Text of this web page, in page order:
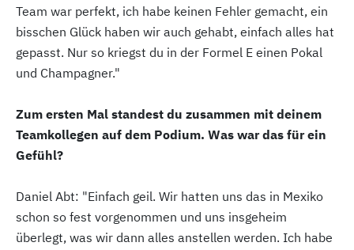
Team war perfekt, ich habe keinen Fehler gemacht, ein
bisschen Glück haben wir auch gehabt, einfach alles hat
gepasst. Nur so kriegst du in der Formel E einen Pokal
und Champagner."
Zum ersten Mal standest du zusammen mit deinem
Teamkollegen auf dem Podium. Was war das für ein
Gefühl?
Daniel Abt: "Einfach geil. Wir hatten uns das in Mexiko
schon so fest vorgenommen und uns insgeheim
überlegt, was wir dann alles anstellen werden. Ich habe